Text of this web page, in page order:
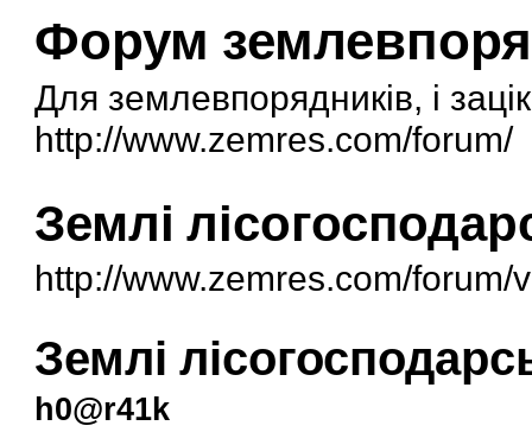
Форум
Для землевпорядників, і
http://www.zemres.com/forum/
Землі
http://www.zemres.com/
Землі
h0@r41k